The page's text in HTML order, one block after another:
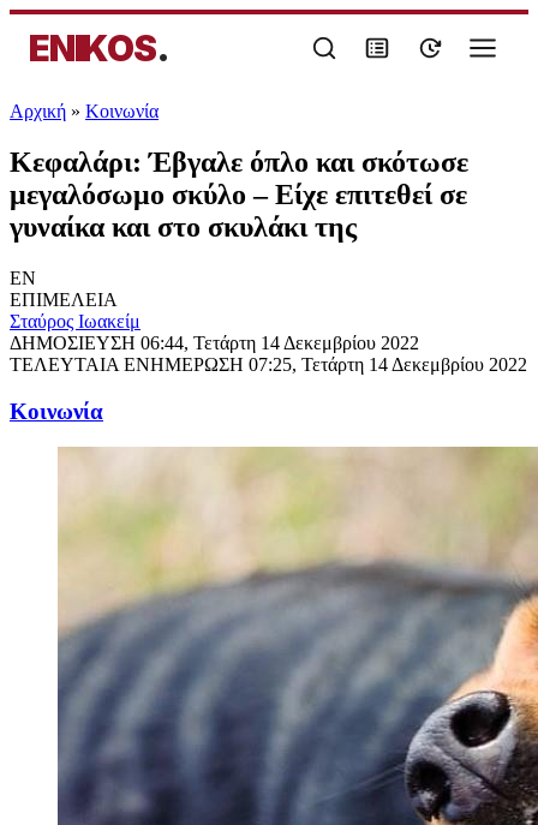
ENIKOS.
Αρχική » Κοινωνία
Κεφαλάρι: Έβγαλε όπλο και σκότωσε
μεγαλόσωμο σκύλο – Είχε επιτεθεί σε
γυναίκα και στο σκυλάκι της
EN
ΕΠΙΜΕΛΕΙΑ
Σταύρος Ιωακείμ
ΔΗΜΟΣΙΕΥΣΗ 06:44, Τετάρτη 14 Δεκεμβρίου 2022
ΤΕΛΕΥΤΑΙΑ ΕΝΗΜΕΡΩΣΗ 07:25, Τετάρτη 14 Δεκεμβρίου 2022
Κοινωνία